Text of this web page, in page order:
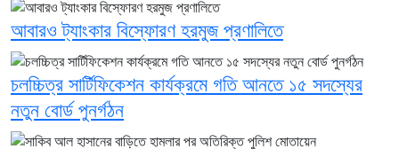
আবারও ট্যাংকার বিস্ফোরণ হরমুজ প্রণালিতে
চলচ্চিত্র সার্টিফিকেশন কার্যক্রমে গতি আনতে ১৫ সদস্যের
নতুন বোর্ড পুনর্গঠন